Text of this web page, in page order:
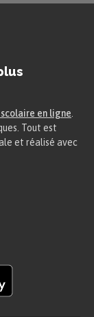
en ligne
Tout est
et réalisé avec